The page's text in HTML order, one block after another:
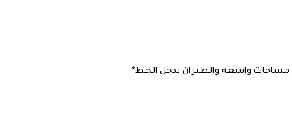
مساحات واسعة والطيران يدخل الخط*